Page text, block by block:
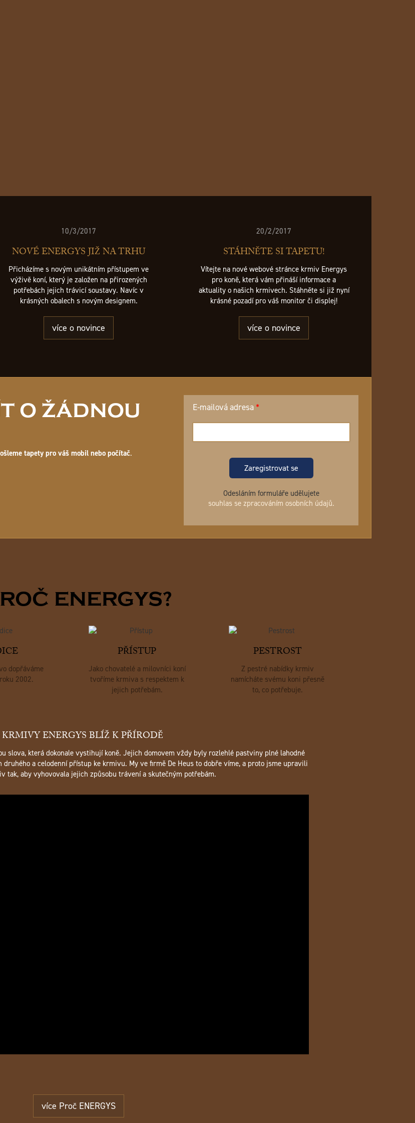
10/3/2017
NOVÉ ENERGYS JIŽ NA TRHU
Přicházíme s novým unikátním přístupem ve
výživě koní, který je založen na přirozených
potřebách jejich trávicí soustavy. Navíc v
krásných obalech s novým designem.
více o novince
20/2/2017
STÁHNĚTE SI TAPETU!
Vítejte na nové webové stránce krmiv Energys
pro koně, která vám přináší informace a
aktuality o našich krmivech. Stáhněte si již nyní
krásné pozadí pro váš monitor či displej!
více o novince
O ŽÁDNOU
tapety pro váš mobil nebo počítač.
E-mailová adresa
Zaregistrovat se
Odesláním formuláře udělujete
souhlas se zpracováním osobních údajů.
ENERGYS?
dopřáváme
2002.
PŘÍSTUP
Jako chovatelé a milovníci koní
tvoříme krmiva s respektem k
jejich potřebám.
PESTROST
Z pestré nabídky krmiv
namícháte svému koni přesně
to, co potřebuje.
KRMIVY ENERGYS BLÍŽ K PŘÍRODĚ
slova, která dokonale vystihují koně. Jejich domovem vždy byly rozlehlé pastviny plné lahodné
a celodenní přístup ke krmivu. My ve firmě De Heus to dobře víme, a proto jsme upravili
tak, aby vyhovovala jejich způsobu trávení a skutečným potřebám.
více Proč ENERGYS